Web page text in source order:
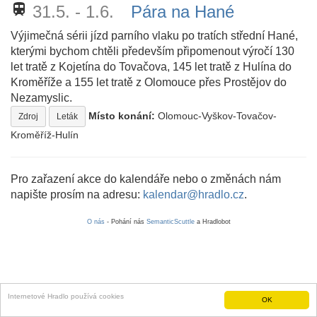
OK
Internetové Hradlo používá cookies
train 31.5. - 1.6. Pára na Hané
Výjimečná sérii jízd parního vlaku po tratích střední Hané,
kterými bychom chtěli především připomenout výročí 130
let tratě z Kojetína do Tovačova, 145 let tratě z Hulína do
Kroměříže a 155 let tratě z Olomouce přes Prostějov do
Nezamyslic.
Zdroj Leták Místo konání: Olomouc-Vyškov-Tovačov-
Kroměříž-Hulín
Pro zařazení akce do kalendáře nebo o změnách nám
napište prosím na adresu: kalendar@hradlo.cz.
O nás - Pohání nás SemanticScuttlea Hradlobot